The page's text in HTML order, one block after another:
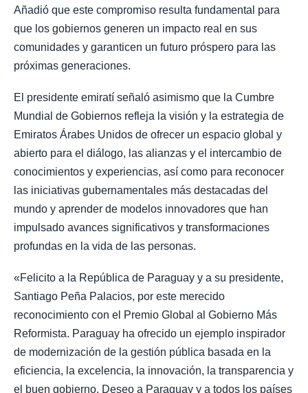
Añadió que este compromiso resulta fundamental para
que los gobiernos generen un impacto real en sus
comunidades y garanticen un futuro próspero para las
próximas generaciones.
El presidente emiratí señaló asimismo que la Cumbre
Mundial de Gobiernos refleja la visión y la estrategia de
Emiratos Árabes Unidos de ofrecer un espacio global y
abierto para el diálogo, las alianzas y el intercambio de
conocimientos y experiencias, así como para reconocer
las iniciativas gubernamentales más destacadas del
mundo y aprender de modelos innovadores que han
impulsado avances significativos y transformaciones
profundas en la vida de las personas.
«Felicito a la República de Paraguay y a su presidente,
Santiago Peña Palacios, por este merecido
reconocimiento con el Premio Global al Gobierno Más
Reformista. Paraguay ha ofrecido un ejemplo inspirador
de modernización de la gestión pública basada en la
eficiencia, la excelencia, la innovación, la transparencia y
el buen gobierno. Deseo a Paraguay y a todos los países